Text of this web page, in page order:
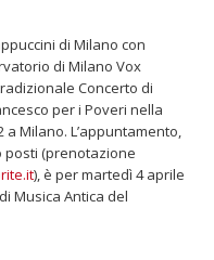
di Milano con
di Milano Vox
Concerto di
per i Poveri nella
Milano. L’appuntamento,
posti (prenotazione
), è per martedì 4 aprile
Musica Antica del